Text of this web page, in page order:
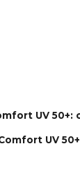
UV
UV 50+